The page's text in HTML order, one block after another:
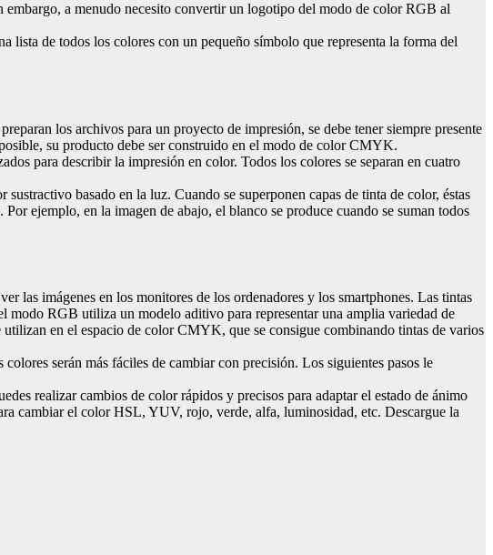
a menudo necesito convertir un logotipo del modo de color RGB al
lista de todos los colores con un pequeño símbolo que representa la forma del
los archivos para un proyecto de impresión, se debe tener siempre presente
su producto debe ser construido en el modo de color CMYK.
para describir la impresión en color. Todos los colores se separan en cuatro
basado en la luz. Cuando se superponen capas de tinta de color, éstas
ejemplo, en la imagen de abajo, el blanco se produce cuando se suman todos
las imágenes en los monitores de los ordenadores y los smartphones. Las tintas
RGB utiliza un modelo aditivo para representar una amplia variedad de
en el espacio de color CMYK, que se consigue combinando tintas de varios
serán más fáciles de cambiar con precisión. Los siguientes pasos le
realizar cambios de color rápidos y precisos para adaptar el estado de ánimo
cambiar el color HSL, YUV, rojo, verde, alfa, luminosidad, etc. Descargue la